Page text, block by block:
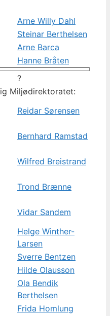
Arne Willy Dahl
Steinar Berthelsen
Arne Barca
Hanne Bråten
?
Miljødirektoratet:
Reidar Sørensen
Bernhard Ramstad
Wilfred Breistrand
Trond Brænne
Vidar Sandem
Helge Winther-
Larsen
Sverre Bentzen
Hilde Olausson
Ola Bendik
Berthelsen
Frida Homlung